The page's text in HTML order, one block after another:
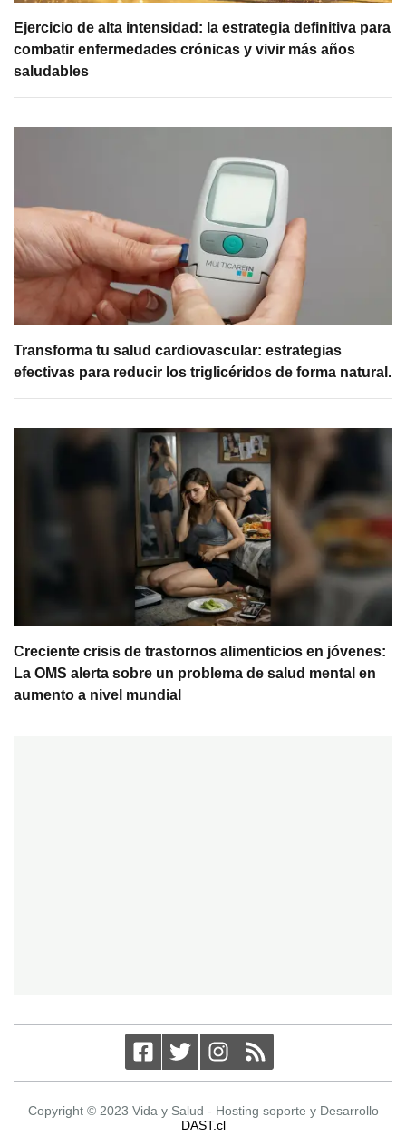
Ejercicio de alta intensidad: la estrategia definitiva para
combatir enfermedades crónicas y vivir más años
saludables
Transforma tu salud cardiovascular: estrategias
efectivas para reducir los triglicéridos de forma natural.
Creciente crisis de trastornos alimenticios en jóvenes:
La OMS alerta sobre un problema de salud mental en
aumento a nivel mundial
Copyright © 2023 Vida y Salud - Hosting soporte y Desarrollo
DAST.cl